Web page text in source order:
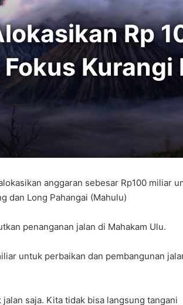
Rp
anggaran sebesar Rp100 miliar
dan Long Pahangai (Mahulu)
penanganan jalan di Mahakam Ulu.
untuk perbaikan dan pembangunan
saja. Kita tidak bisa langsung tangani